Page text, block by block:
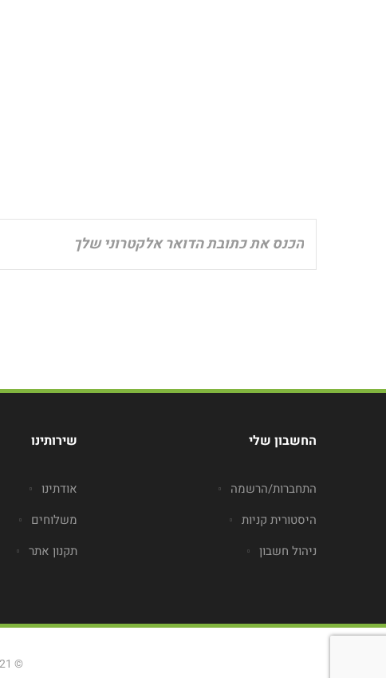
שירותינו
אודתינו
משלוחים
תקנון אתר
החשבון שלי
התחברות/הרשמה
היסטורית קניות
ניהול חשבון
© 2021 כל הזכויות שמורות למרכז הירק באינטרנט. נבנה ע"י